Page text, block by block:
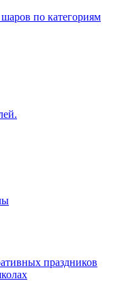
по категориям
праздников